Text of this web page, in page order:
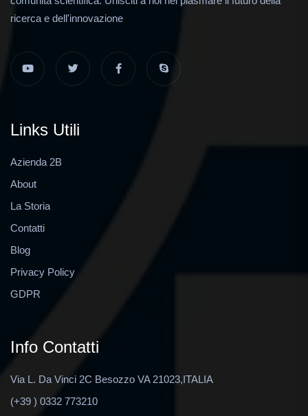
ricerca e dell'innovazione
Links Utili
Azienda 2B
About
La Storia
Contatti
Blog
Privacy Policy
GDPR
Info Contatti
Via L. Da Vinci 2C Besozzo VA 21023,ITALIA
(+39 ) 0332 773210